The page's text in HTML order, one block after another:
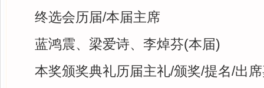
终选会历届/本届主席
蓝鸿震、梁爱诗、李焯芬(本届)
本奖颁奖典礼历届主礼/颁奖/提名/出